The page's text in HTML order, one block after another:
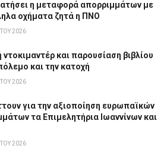
η μεταφορά απορριμμάτων με
οχήματα ζητά η ΠΝΟ
2026
ντοκιμαντέρ και παρουσίαση βιβλίου
και την κατοχή
2026
για την αξιοποίηση ευρωπαϊκών
τα Επιμελητήρια Ιωαννίνων και
2026